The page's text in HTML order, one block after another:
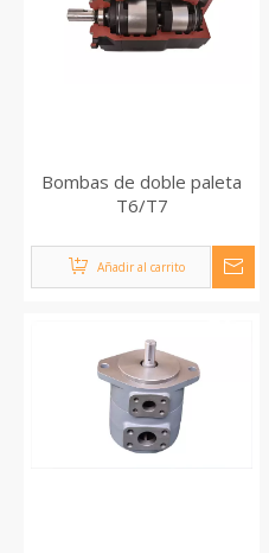
Bombas de doble paleta
T6/T7
Añadir al carrito